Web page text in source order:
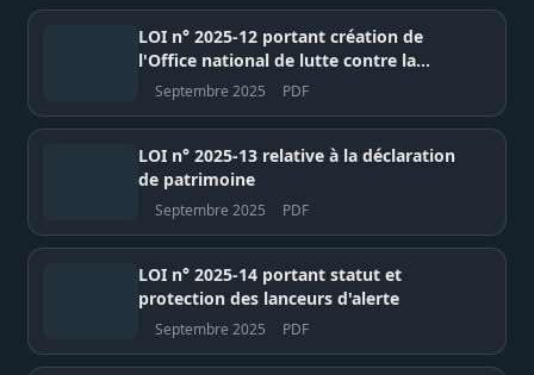
LOI n° 2025-12 portant création de
l'Office national de lutte contre la
Corruption (OFNAC)
Septembre 2025 PDF
LOI n° 2025-13 relative à la déclaration
de patrimoine
Septembre 2025 PDF
LOI n° 2025-14 portant statut et
protection des lanceurs d'alerte
Septembre 2025 PDF